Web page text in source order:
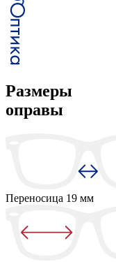
Размеры
оправы
Переносица 19 мм